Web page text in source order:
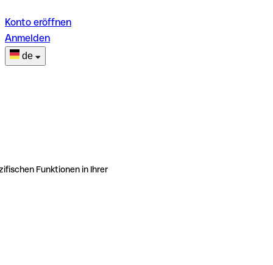
Konto eröffnen
Anmelden
de
Funktionen in Ihrer